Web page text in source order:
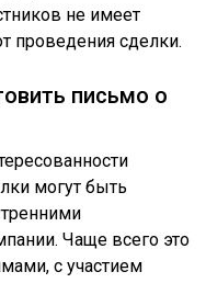
не имеет
проведения сделки.
письмо о
могут быть
Чаще всего это
с участием